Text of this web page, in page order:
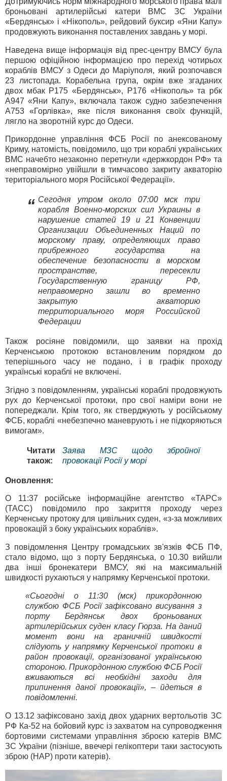
броньовані артилерійські катери ВМС ЗС України
«Бердянськ» і «Нікополь», рейдовий буксир «Яни Капу»
продовжують виконання поставлених завдань у морі.
Наведена вище інформація від прес-центру ВМСУ була
першою офіційною інформацією про перехід чотирьох
кораблів ВМСУ з Одеси до Маріуполя, який розпочався
23 листопада. Корабельна група, окрім вже згаданих
двох мбак P175 «Бердянськ», P176 «Нікополь» та рбк
A947 «Яни Капу», включала також судно забезпечення
A753 «Горлівка», яке після виконання своїх функцій,
лягло на зворотній курс до Одеси.
Прикордонне управління ФСБ Росії по анексованому
Криму, натомість, повідомило, що три кораблі українських
ВМС начебто незаконно перетнули «держкордон РФ» та
«неправомірно увійшли в тимчасово закриту акваторію
територіального моря Російської Федерації».
“ Сегодня утром около 07:00 мск три
корабля Военно-морских сил Украины в
нарушение статей 19 и 21 Конвенции
Организации Объединенных Наций по
морскому праву, определяющих право
прибрежного государства на
обеспечение безопасности в морском
пространстве, пересекли
Государственную границу РФ,
неправомерно зашли во временно
закрытую акваторию
территориального моря Российской
Федерации
Також росіяне повідомили, що заявки на прохід
Керченською протокою встановленим порядком до
теперішнього часу не подано, і в графік проходу
українські кораблі не включені.
Згідно з повідомленням, українські кораблі продовжують
рух до Керченської протоки, про свої наміри вони не
попереджали. Крім того, як стверджують у російському
ФСБ, кораблі «небезпечно маневрують і не підкоряються
вимогам».
Читати
також:
Заява МЗС щодо збройної
провокації Росії у морі
Оновлення:
О 11:37 російське інформаційне агентство «ТАРС»
(ТАСС) повідомило про закриття проходу через
Керченську протоку для цивільних суден, «з-за можливих
провокацій з боку українських кораблів».
З повідомлення Центру громадських зв'язків ФСБ ПФ,
стало відомо, що з порту Бердянська, о 10.30 вийшли
два інші бронекатери ВМСУ, які на максимальній
швидкості рухаються у напрямку Керченської протоки.
«Сьогодні о 11:30 (мск) прикордонною
службою ФСБ Росії зафіксовано висування з
порту Бердянськ двох броньованих
артилерійських суден класу Гюрза. На даний
момент вони на граничній швидкості
слідують у напрямку Керченської протоки в
район провокації, організованої українською
стороною. Прикордонною службою ФСБ Росії
вживаються всі необхідні заходи для
припинення даної провокації», – йдеться в
повідомленні.
О 13.12 зафіксовано захід двох ударних вертольотів ЗС
РФ Ка-52 на бойовий курс із захватом на супроводження
бортовими системами управління зброєю катерів ВМС
ЗС України (пізніше, ввечері гелікоптери таки застосують
зброю (НАР) проти катерів).